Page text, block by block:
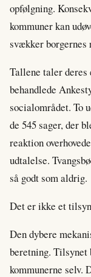
opfølgning.
kommuner kan
svækker borgernes
Tallene taler deres
behandlede
socialområdet. To
de 545 sager, der
reaktion
udtalelse.
så godt som aldrig.
Det er ikke et
Den dybere
beretning.
kommunerne selv.